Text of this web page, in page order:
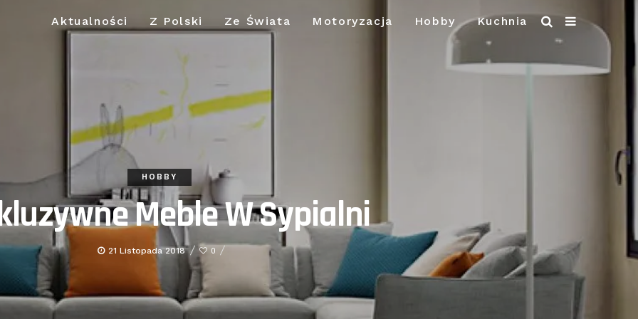
Aktualności Z Polski Ze Świata Motoryzacja Hobby Kuchnia
HOBBY
Meble W Sypialni
21 Listopada 2018 0